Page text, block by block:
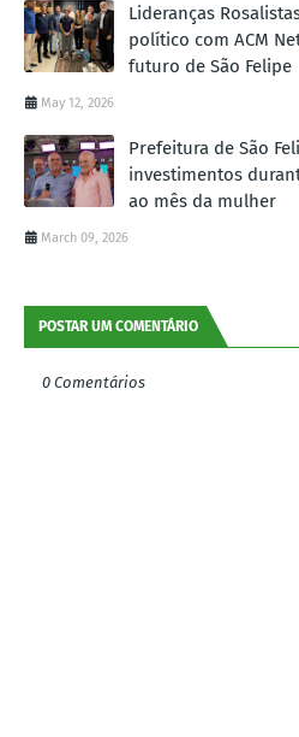
Lideranças
político com ACM
futuro de São Felipe
May 12, 2026
Prefeitura de São
investimentos
ao mês da mulher
March 09, 2026
POSTAR UM COMENTÁRIO
0 Comentários